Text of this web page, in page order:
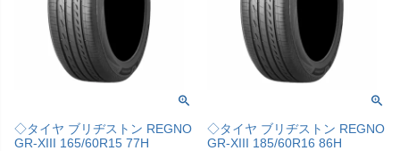
◇タイヤ ブリヂストン REGNO
GR-XIII 165/60R15 77H
◇タイヤ ブリヂストン REGNO
GR-XIII 185/60R16 86H